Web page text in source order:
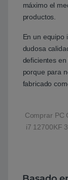
máximo el
productos.
En un equipo
dudosa
deficientes
porque para
fabricado
Comprar PC
i7 12700KF